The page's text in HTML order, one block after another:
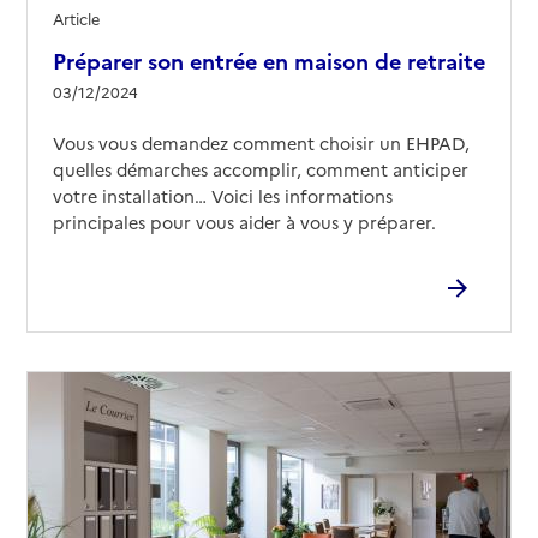
EHPAD Robert Taillebourg
Adresse
1 chemin du Lavoir
36000-Châteauroux
Contact
Rapport HAS
Voir les prix et prestations
Préparer son entrée en maison de retraite
03/12/2024
Article
Vous vous demandez comment choisir un EHPAD,
quelles démarches accomplir, comment anticiper
votre installation… Voici les informations
principales pour vous aider à vous y préparer.